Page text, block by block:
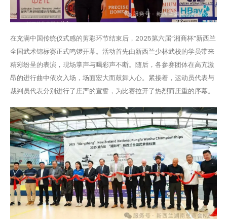
在充满中国传统仪式感的剪彩环节结束后，2025第六届“湘商杯”新西兰
全国武术锦标赛正式鸣锣开幕。活动首先由新西兰少林武校的学员带来
精彩纷呈的表演，现场掌声与喝彩声不断。随后，各参赛团体在高亢激
昂的进行曲中依次入场，场面宏大而鼓舞人心。紧接着，运动员代表与
裁判员代表分别进行了庄严的宣誓，为比赛拉开了热烈而庄重的序幕。